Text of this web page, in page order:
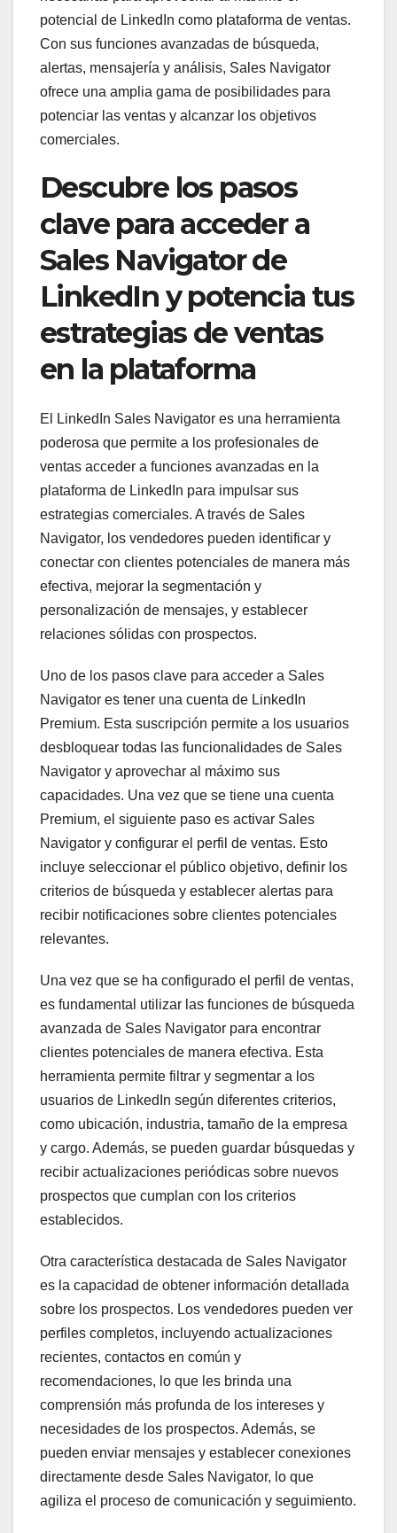
potencial de LinkedIn como plataforma de ventas.
Con sus funciones avanzadas de búsqueda,
alertas, mensajería y análisis, Sales Navigator
ofrece una amplia gama de posibilidades para
potenciar las ventas y alcanzar los objetivos
comerciales.
Descubre los pasos
clave para acceder a
Sales Navigator de
LinkedIn y potencia tus
estrategias de ventas
en la plataforma
El LinkedIn Sales Navigator es una herramienta
poderosa que permite a los profesionales de
ventas acceder a funciones avanzadas en la
plataforma de LinkedIn para impulsar sus
estrategias comerciales. A través de Sales
Navigator, los vendedores pueden identificar y
conectar con clientes potenciales de manera más
efectiva, mejorar la segmentación y
personalización de mensajes, y establecer
relaciones sólidas con prospectos.
Uno de los pasos clave para acceder a Sales
Navigator es tener una cuenta de LinkedIn
Premium. Esta suscripción permite a los usuarios
desbloquear todas las funcionalidades de Sales
Navigator y aprovechar al máximo sus
capacidades. Una vez que se tiene una cuenta
Premium, el siguiente paso es activar Sales
Navigator y configurar el perfil de ventas. Esto
incluye seleccionar el público objetivo, definir los
criterios de búsqueda y establecer alertas para
recibir notificaciones sobre clientes potenciales
relevantes.
Una vez que se ha configurado el perfil de ventas,
es fundamental utilizar las funciones de búsqueda
avanzada de Sales Navigator para encontrar
clientes potenciales de manera efectiva. Esta
herramienta permite filtrar y segmentar a los
usuarios de LinkedIn según diferentes criterios,
como ubicación, industria, tamaño de la empresa
y cargo. Además, se pueden guardar búsquedas y
recibir actualizaciones periódicas sobre nuevos
prospectos que cumplan con los criterios
establecidos.
Otra característica destacada de Sales Navigator
es la capacidad de obtener información detallada
sobre los prospectos. Los vendedores pueden ver
perfiles completos, incluyendo actualizaciones
recientes, contactos en común y
recomendaciones, lo que les brinda una
comprensión más profunda de los intereses y
necesidades de los prospectos. Además, se
pueden enviar mensajes y establecer conexiones
directamente desde Sales Navigator, lo que
agiliza el proceso de comunicación y seguimiento.